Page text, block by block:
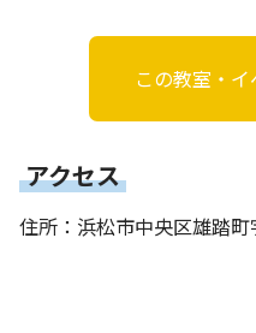
この教室・
アクセス
住所：浜松市中央区雄踏